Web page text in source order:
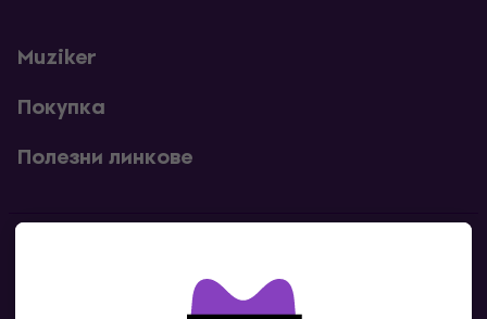
Muziker
Покупка
Полезни линкове
Свържи се с нас